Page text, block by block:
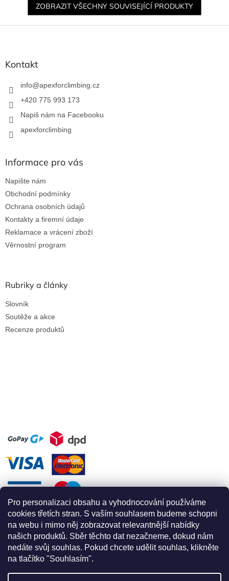
Pro personalizaci obsahu a vyhodnocování používáme
cookies třetích stran. S vaším souhlasem budeme schopni
na webu i mimo něj zobrazovat relevantnější nabídky
našich produktů. Sběr těchto dat nezačneme, dokud nám
nedáte svůj souhlas. Pokud chcete udělit souhlas, klikněte
na tlačítko "Souhlasím".
ZOBRAZIT VŠECHNY SOUVISEJÍCÍ PRODUKTY
Z
Kontakt
info@apexforclimbing.cz
+420 775 993 173
Napiš nám na Facebooku
apexforclimbing
Informace pro vás
Napište nám
Obchodní podmínky
Ochrana osobních údajů
Kontakty a firemní údaje
Reklamace a vrácení zboží
Věrnostní program
Rubriky a články
Slovník
Soutěže a akce
Recenze produktů